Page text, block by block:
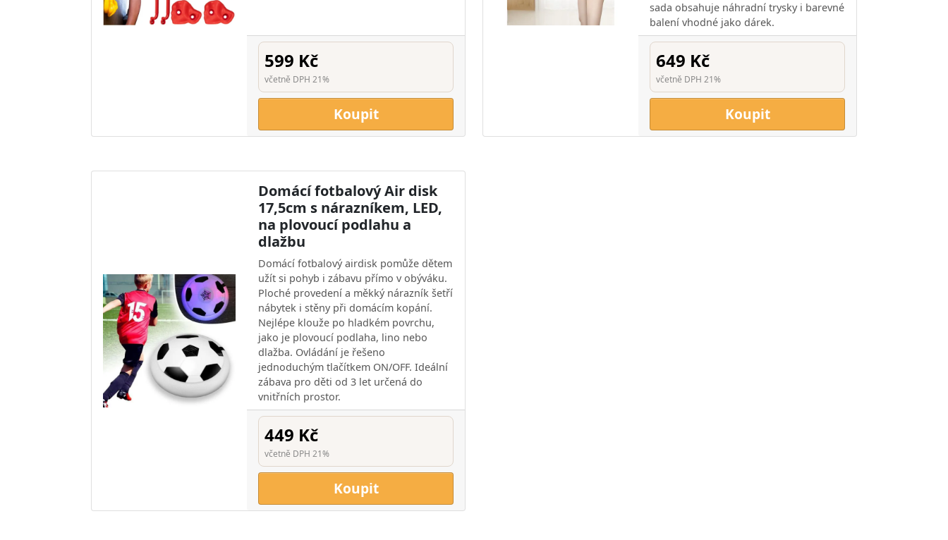
599 Kč
včetně DPH 21%
Koupit
sada obsahuje náhradní trysky i barevné
balení vhodné jako dárek.
649 Kč
včetně DPH 21%
Koupit
Domácí fotbalový Air disk
17,5cm s nárazníkem, LED,
na plovoucí podlahu a
dlažbu
Domácí fotbalový airdisk pomůže dětem
užít si pohyb i zábavu přímo v obýváku.
Ploché provedení a měkký nárazník šetří
nábytek i stěny při domácím kopání.
Nejlépe klouže po hladkém povrchu,
jako je plovoucí podlaha, lino nebo
dlažba. Ovládání je řešeno
jednoduchým tlačítkem ON/OFF. Ideální
zábava pro děti od 3 let určená do
vnitřních prostor.
449 Kč
včetně DPH 21%
Koupit